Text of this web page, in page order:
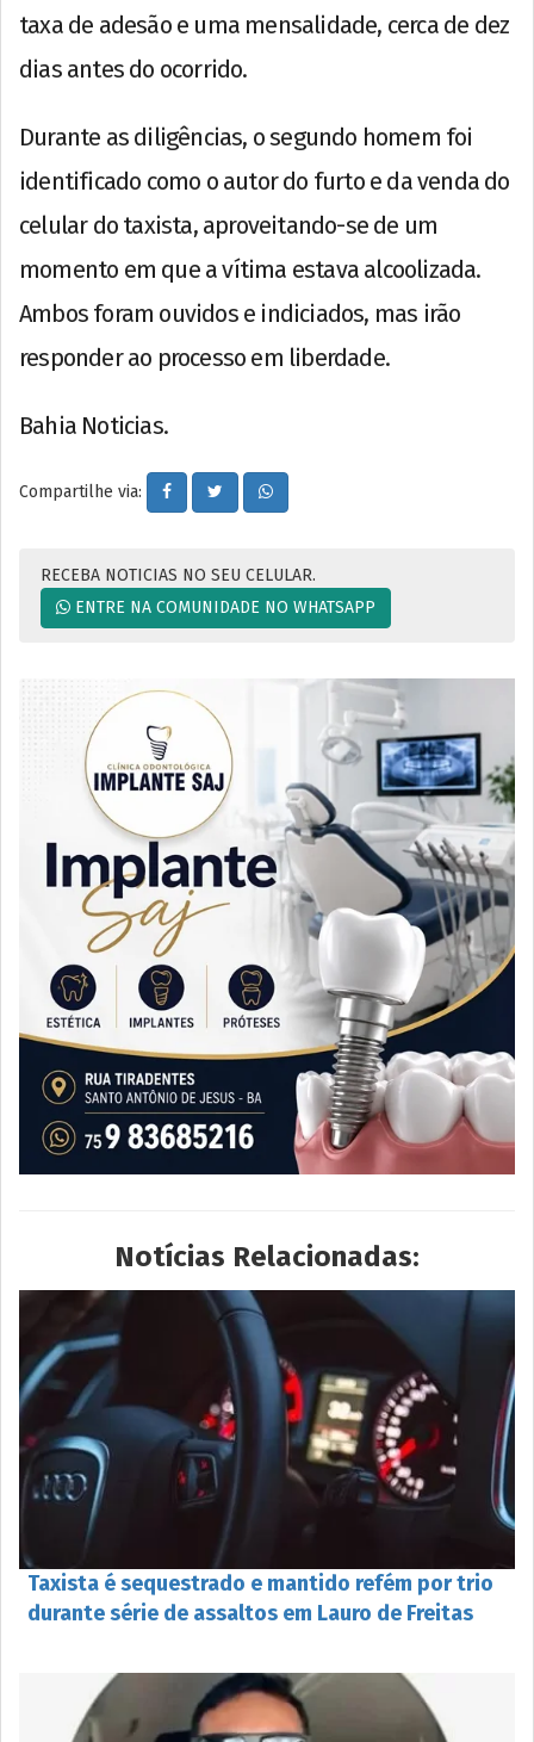
taxa de adesão e uma mensalidade, cerca de dez
dias antes do ocorrido.
Durante as diligências, o segundo homem foi
identificado como o autor do furto e da venda do
celular do taxista, aproveitando-se de um
momento em que a vítima estava alcoolizada.
Ambos foram ouvidos e indiciados, mas irão
responder ao processo em liberdade.
Bahia Noticias.
Compartilhe via:
RECEBA NOTICIAS NO SEU CELULAR.
ENTRE NA COMUNIDADE NO WHATSAPP
Notícias Relacionadas:
Taxista é sequestrado e mantido refém por trio
durante série de assaltos em Lauro de Freitas